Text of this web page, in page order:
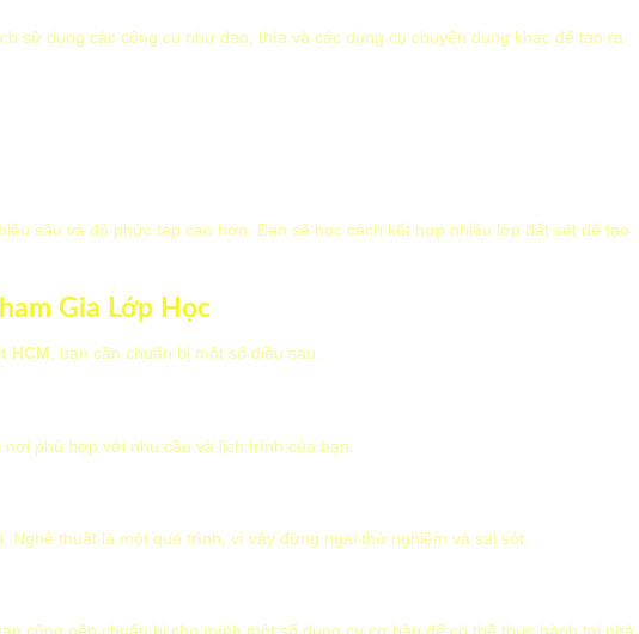
sử dụng các công cụ như dao, thìa và các dụng cụ chuyên dụng khác để tạo ra
sâu và độ phức tạp cao hơn. Bạn sẽ học cách kết hợp nhiều lớp đất sét để tạo
Gia Lớp Học
HCM, bạn cần chuẩn bị một số điều sau:
phù hợp với nhu cầu và lịch trình của bạn.
Nghệ thuật là một quá trình, vì vậy đừng ngại thử nghiệm và sai sót.